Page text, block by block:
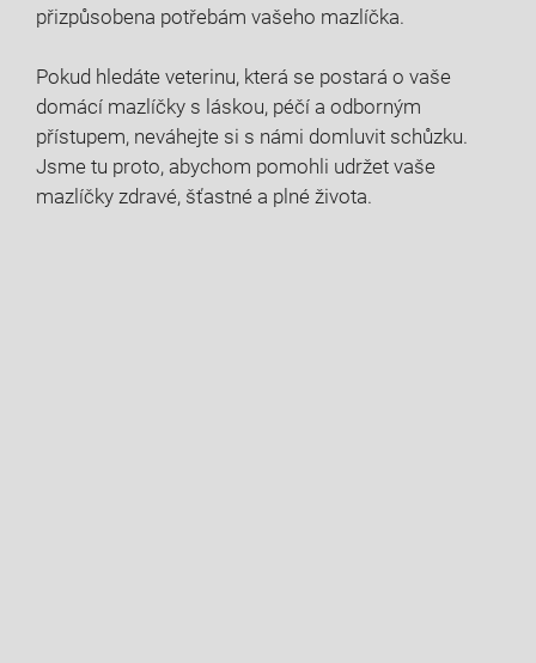
přizpůsobena potřebám vašeho mazlíčka.
Pokud hledáte veterinu, která se postará o vaše
domácí mazlíčky s láskou, péčí a odborným
přístupem, neváhejte si s námi domluvit schůzku.
Jsme tu proto, abychom pomohli udržet vaše
mazlíčky zdravé, šťastné a plné života.